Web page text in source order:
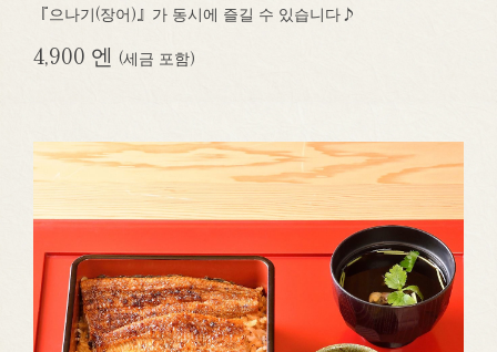
『으나기(장어)』가 동시에 즐길 수 있습니다♪
4,900 엔 (세금 포함)